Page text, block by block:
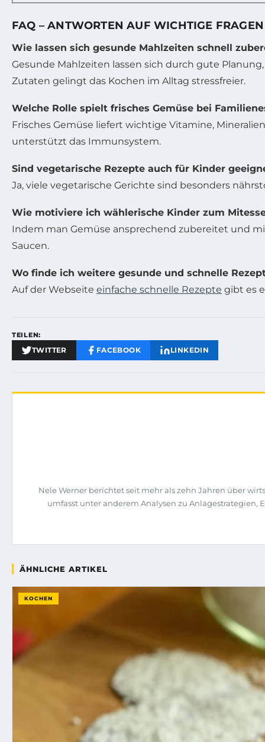
FAQ – ANTWORTEN AUF WICHTIGE
Wie lassen sich gesunde Mahlzeiten schnell
Gesunde Mahlzeiten lassen sich durch gute
Zutaten gelingt das Kochen im Alltag stressfreier.
Welche Rolle spielt frisches Gemüse bei
Frisches Gemüse liefert wichtige Vitamine,
unterstützt das Immunsystem.
Sind vegetarische Rezepte auch für Kinder
Ja, viele vegetarische Gerichte sind besonders
Wie motiviere ich wählerische Kinder zum
Indem man Gemüse ansprechend zubereitet und
Saucen.
Wo finde ich weitere gesunde und schnelle
Auf der Webseite einfache schnelle Rezepte gibt es
TEILEN:
TWITTER FACEBOOK LINKEDIN
Nele Werner berichtet seit mehr als zehn Jahren über
umfasst unter anderem Analysen zu
ÄHNLICHE ARTIKEL
KOCHEN